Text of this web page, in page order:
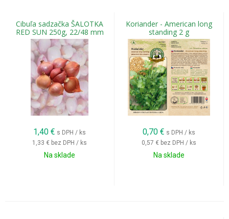
Cibuľa sadzačka ŠALOTKA
RED SUN 250g, 22/48 mm
1,40 € s DPH / ks
1,33 € bez DPH / ks
Na sklade
Koriander - American long
standing 2 g
0,70 € s DPH / ks
0,57 € bez DPH / ks
Na sklade